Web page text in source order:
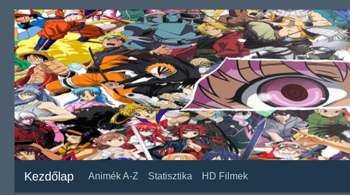
Kezdőlap Animék A-Z Statisztika HD Filmek